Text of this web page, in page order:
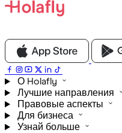
О Holafly
Лучшие направления
Правовые аспекты
Для бизнеса
Узнай больше